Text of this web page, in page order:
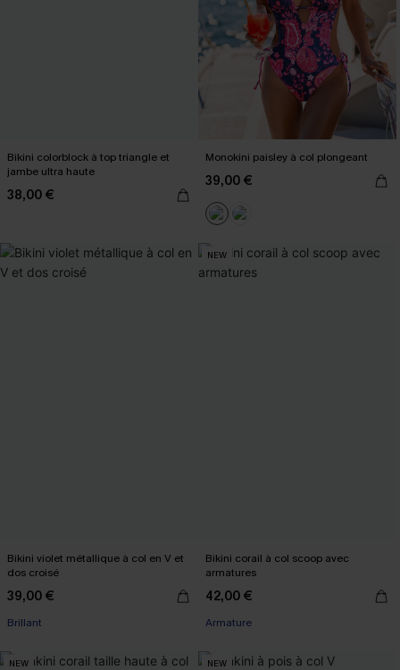
Bikini colorblock à top triangle et
jambe ultra haute
38,00 €
Monokini paisley à col plongeant
39,00 €
Bikini violet métallique à col en V et
dos croisé
39,00 €
Brillant
NEW
Bikini corail à col scoop avec
armatures
42,00 €
Armature
NEW NEW